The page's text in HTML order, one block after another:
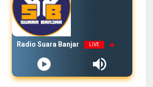
Radio Suara Banjar LIVE